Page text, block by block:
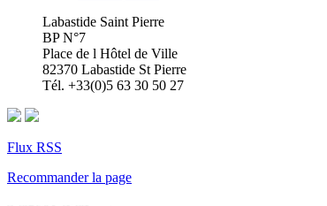
Labastide Saint Pierre
BP N°7
Place de l Hôtel de Ville
82370 Labastide St Pierre
Tél. +33(0)5 63 30 50 27
Flux RSS
Recommander la page